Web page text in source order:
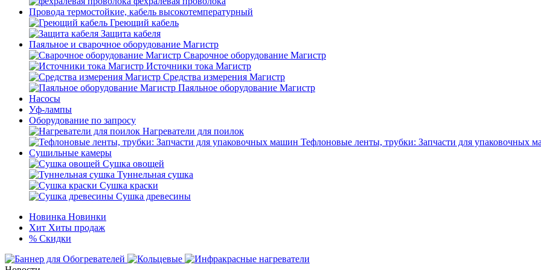
Провода термостойкие, кабель высокотемпературный
Греющий кабель
Защита кабеля
Паяльное и сварочное оборудование Магистр
Сварочное оборудование Магистр
Источники тока Магистр
Средства измерения Магистр
Паяльное оборудование Магистр
Насосы
Уф-лампы
Оборудование по запросу
Нагреватели для поилок
Тефлоновые ленты, трубки: Запчасти для упаковочных
Сушильные камеры
Сушка овощей
Туннельная сушка
Сушка краски
Сушка древесины
Новинка Новинки
Хит Хиты продаж
% Скидки